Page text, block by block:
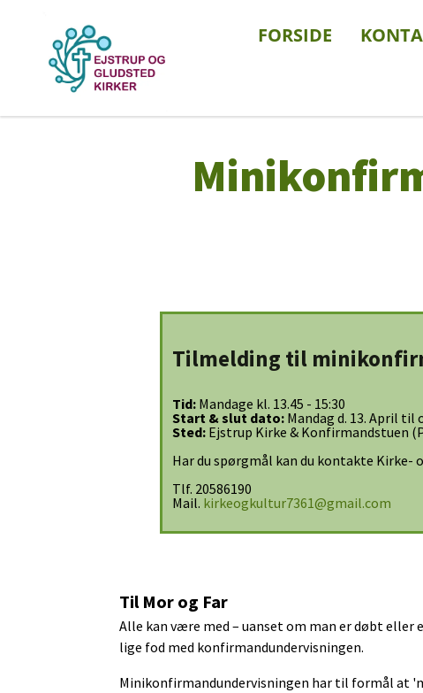
FORSIDE
Tilmelding til
Tid: Mandage kl. 13.45 - 15:30
Start & slut dato: Mandag d. 13. April til
Sted: Ejstrup Kirke & Konfirmandstuen
Har du spørgmål kan du kontakte Kirke-
Tlf. 20586190
Mail. kirkeogkultur7361@gmail.com
Til Mor og Far
Alle kan være med – uanset om man er døbt
lige fod med konfirmandundervisningen.
Minikonfirmandundervisningen har til formål at